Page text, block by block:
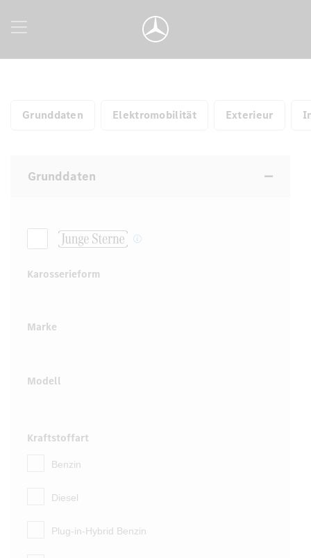
Grunddaten Elektromobilität Exterieur
Grunddaten
Karosserieform
Marke
Modell
Kraftstoffart
Benzin
Diesel
Plug-in-Hybrid Benzin